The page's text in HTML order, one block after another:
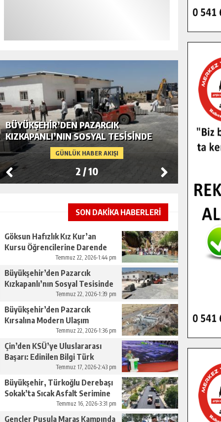
GÜNLÜK HABER AKIŞI
BÜYÜKŞEHIR’DEN PAZARCIK
KIZKAPANLI’NIN SOSYAL TESISINDE
ÇEVRE DÜZENLEMESI.
2 /10
SON DAKİKA HABERLERİ
Göksun Hafızlık Kız Kur’an
Kursu Öğrencilerine Darende
Temmuz 22, 2026-1:44 pm
Büyükşehir’den Pazarcık
Kızkapanlı’nın Sosyal Tesisinde
Çevre Düzenlemesi.Temmuz 22, 2026-1:39 pm
Büyükşehir’den Pazarcık
Kırsalına Modern Ulaşım
Temmuz 22, 2026-1:36 pm
Çin’den KSÜ’ye Uluslararası
Başarı: Edinilen Bilgi Türk
Tarımına Katkı Sağlayacak.
Temmuz 17, 2026-2:43 pm
Büyükşehir, Türkoğlu Derebaşı
Sokak’ta Sıcak Asfalt Serimine
Temmuz 16, 2026-3:31 pm
Gençler Pusula Maraş Kampında